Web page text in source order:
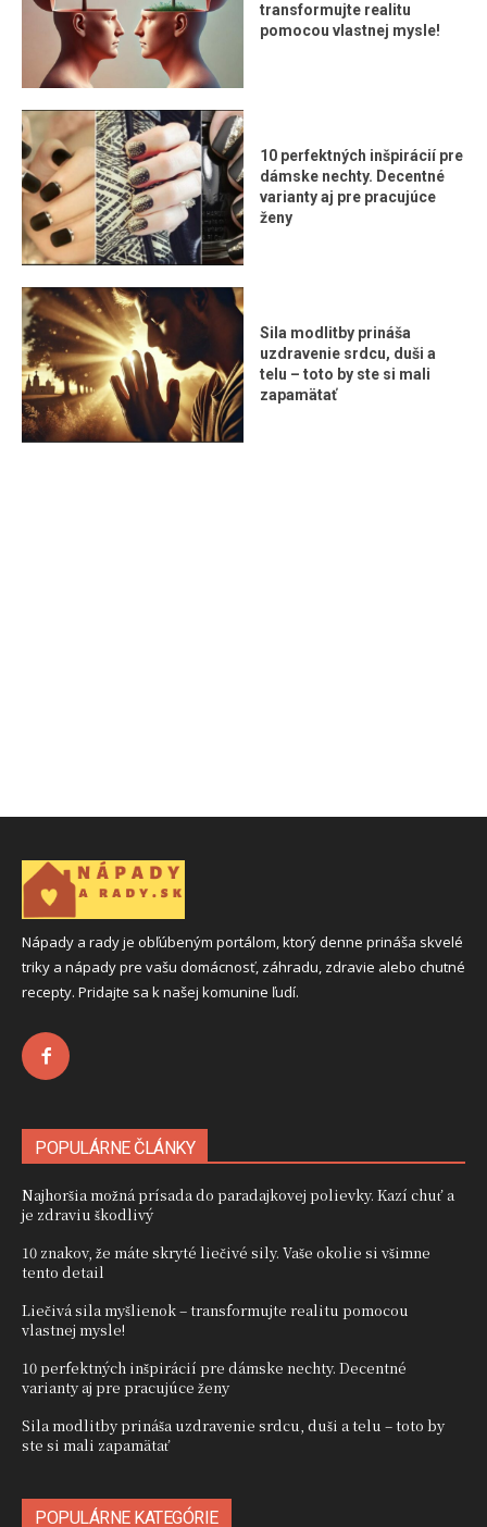
transformujte realitu
pomocou vlastnej mysle!
10 perfektných inšpirácií pre
dámske nechty. Decentné
varianty aj pre pracujúce
ženy
Sila modlitby prináša
uzdravenie srdcu, duši a
telu – toto by ste si mali
zapamätať
Nápady a rady je obľúbeným portálom, ktorý denne prináša skvelé
triky a nápady pre vašu domácnosť, záhradu, zdravie alebo chutné
recepty. Pridajte sa k našej komunine ľudí.
POPULÁRNE ČLÁNKY
Najhoršia možná prísada do paradajkovej polievky. Kazí chuť a
je zdraviu škodlivý
10 znakov, že máte skryté liečivé sily. Vaše okolie si všimne
tento detail
Liečivá sila myšlienok – transformujte realitu pomocou
vlastnej mysle!
10 perfektných inšpirácií pre dámske nechty. Decentné
varianty aj pre pracujúce ženy
Sila modlitby prináša uzdravenie srdcu, duši a telu – toto by
ste si mali zapamätať
POPULÁRNE KATEGÓRIE